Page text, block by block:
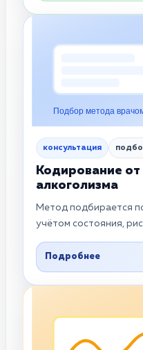
Подбор метода
консультация
Кодирование от
алкоголизма
Метод подбирается
учётом состояния,
Подробнее